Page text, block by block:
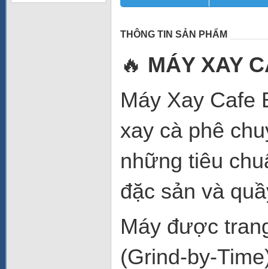
THÔNG TIN SẢN PHẨM
🔥 MÁY XAY
Máy Xay Cafe
xay cà phê
những tiêu
đặc sản và
Máy được
(Grind-by-